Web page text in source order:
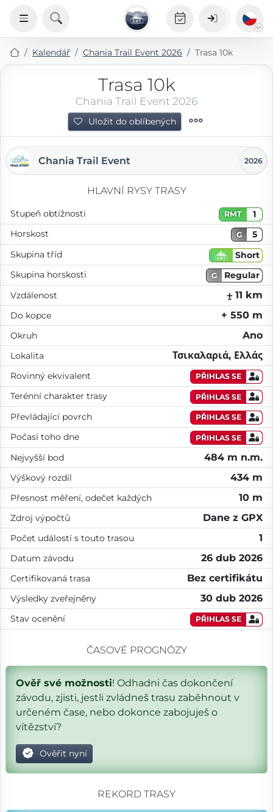
Kalendář Chania Trail Event 2026 Trasa 10k
Trasa 10k
Chania Trail Event 2026
Uložit do oblíbených
Chania Trail Event 2026
HLAVNÍ RYSY TRASY
Stupeň obtížnosti RMT
1
Horskost
G
5
Skupina tříd
Short
Skupina horskosti
G
Regular
Vzdálenost
⨦ 11 km
Do kopce + 550 m
Okruh Ano
Lokalita Τσικαλαριά, Ελλάς
Rovinný ekvivalent PŘIHLAS SE
Terénní charakter trasy PŘIHLAS SE
Převládající povrch PŘIHLAS SE
Počasí toho dne PŘIHLAS SE
Nejvyšší bod 484 m n.m.
Výškový rozdíl 434 m
Přesnost měření, odečet každých 10 m
Zdroj výpočtů Dane z GPX
Počet událostí s touto trasou 1
Datum závodu 26 dub 2026
Certifikovaná trasa Bez certifikátu
Výsledky zveřejněny 30 dub 2026
Stav ocenění PŘIHLAS SE
ČASOVÉ PROGNÓZY
Ověř své možnosti! Odhadni čas dokončení
závodu, zjisti, jestli zvládneš trasu zaběhnout v
určeném čase, nebo dokonce zabojuješ o
vítězství?
Ověřit nyní
REKORD TRASY